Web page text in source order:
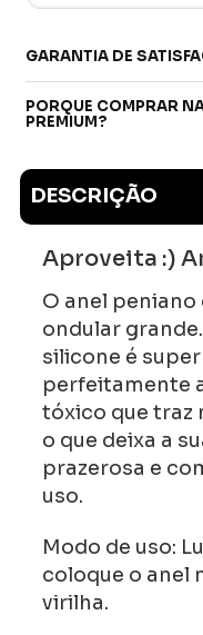
GARANTIA DE
PORQUE COMPRAR
PREMIUM?
DESCRIÇÃO
Aproveita :)
O anel
ondular
silicone é
perfeitamente
tóxico que traz
o que deixa a
prazerosa e
uso.
Modo de uso:
coloque o anel
virilha.